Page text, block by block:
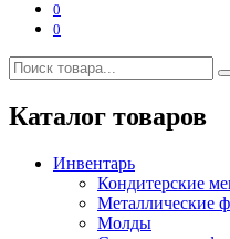
0
0
Каталог товаров
Инвентарь
Кондитерские
Металлические
Молды